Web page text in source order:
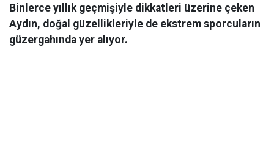
Binlerce yıllık geçmişiyle dikkatleri üzerine çeken
Aydın, doğal güzellikleriyle de ekstrem sporcuların
güzergahında yer alıyor.